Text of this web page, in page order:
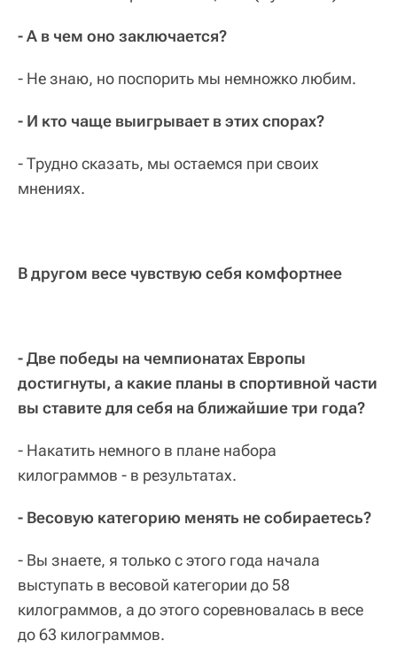
- А в чем оно заключается?
- Не знаю, но поспорить мы немножко любим.
- И кто чаще выигрывает в этих спорах?
- Трудно сказать, мы остаемся при своих
мнениях.
В другом весе чувствую себя комфортнее
- Две победы на чемпионатах Европы
достигнуты, а какие планы в спортивной части
вы ставите для себя на ближайшие три года?
- Накатить немного в плане набора
килограммов - в результатах.
- Весовую категорию менять не собираетесь?
- Вы знаете, я только с этого года начала
выступать в весовой категории до 58
килограммов, а до этого соревновалась в весе
до 63 килограммов.